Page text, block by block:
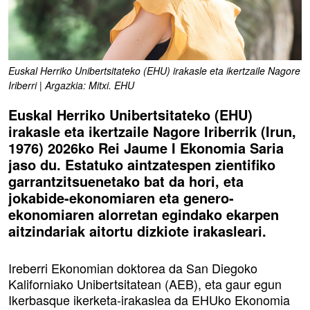
Euskal Herriko Unibertsitateko (EHU) irakasle eta ikertzaile Nagore
Iriberri | Argazkia: Mitxi. EHU
Euskal Herriko Unibertsitateko (EHU)
irakasle eta ikertzaile Nagore Iriberrik (Irun,
1976) 2026ko Rei Jaume I Ekonomia Saria
jaso du. Estatuko aintzatespen zientifiko
garrantzitsuenetako bat da hori, eta
jokabide-ekonomiaren eta genero-
ekonomiaren alorretan egindako ekarpen
aitzindariak aitortu dizkiote irakasleari.
Ireberri Ekonomian doktorea da San Diegoko
Kaliforniako Unibertsitatean (AEB), eta gaur egun
Ikerbasque ikerketa-irakaslea da EHUko Ekonomia